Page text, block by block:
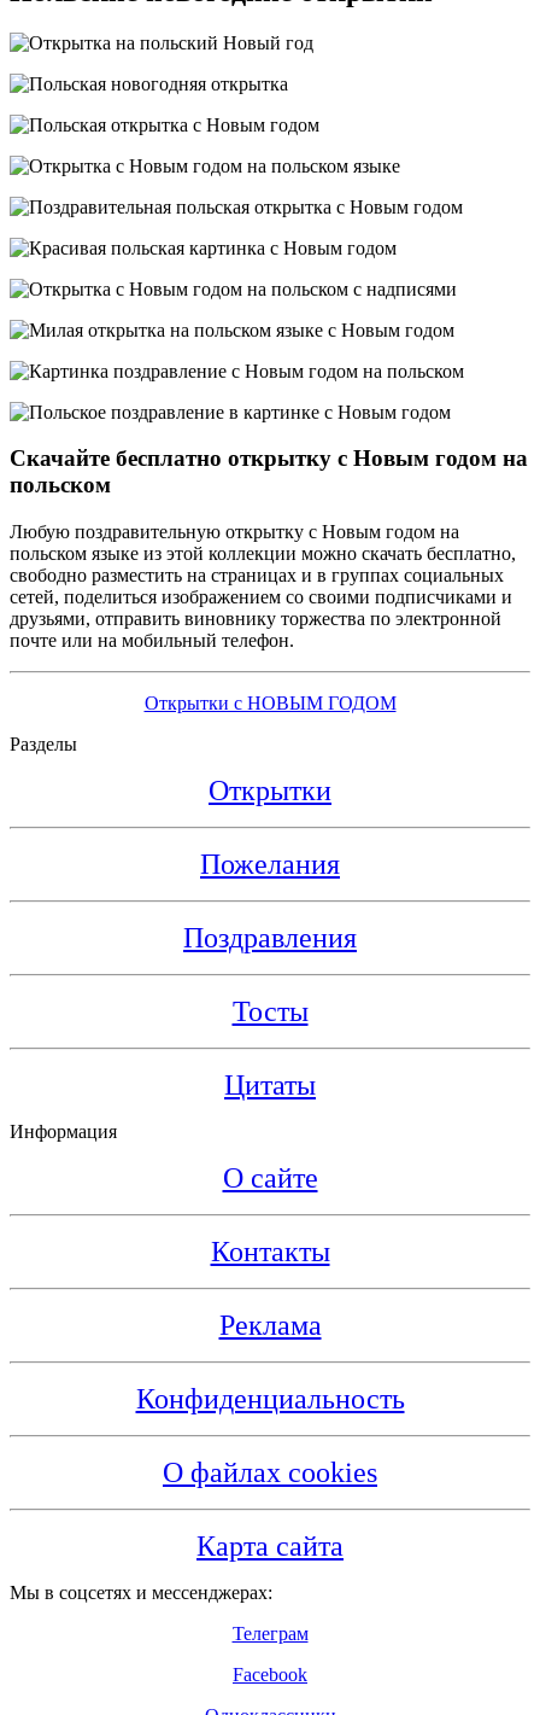
Скачайте бесплатно открытку с Новым годом на
польском
Любую поздравительную открытку с Новым годом на
польском языке из этой коллекции можно скачать бесплатно,
свободно разместить на страницах и в группах социальных
сетей, поделиться изображением со своими подписчиками и
друзьями, отправить виновнику торжества по электронной
почте или на мобильный телефон.
Открытки с НОВЫМ ГОДОМ
Разделы
Открытки
Пожелания
Поздравления
Тосты
Цитаты
Информация
О сайте
Контакты
Реклама
Конфиденциальность
О файлах cookies
Карта сайта
Мы в соцсетях и мессенджерах:
Телеграм
Facebook